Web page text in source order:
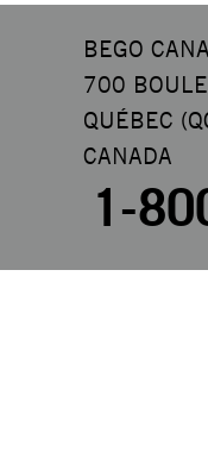
BEGO
700
QUÉBEC
CANADA
1-